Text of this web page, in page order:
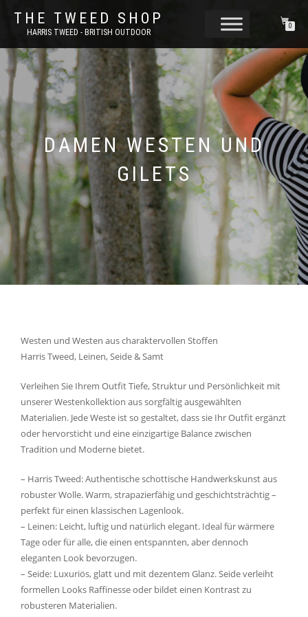
THE TWEED SHOP
HARRIS TWEED - BRITISH OUTDOOR
0
DAMEN WESTEN UND
GILETS
Westen und Westen aus charaktervollen Stoffen
Harris Tweed, Leinen, Seide & Samt
Verleihen Sie Ihrem Outfit Tiefe, Struktur und Persönlichkeit mit
unserer Westenkollektion aus sorgfältig ausgewählten
Materialien. Jede Weste ist so gestaltet, dass sie Ihr Outfit ergänzt
oder hervorsticht und eine einzigartige Balance zwischen
Tradition und Moderne bietet.
– Harris Tweed: Authentische schottische Handwerkskunst aus
robuster Wolle. Warm, strapazierfähig und geschichtsträchtig –
perfekt für einen klassischen Lagenlook.
– Leinen: Leicht, luftig und natürlich elegant. Ideal für wärmere
Tage oder für alle, die einen entspannten, aber dennoch
eleganten Look bevorzugen.
– Seide: Luxuriös, glatt und mit dezentem Glanz. Seide verleiht
formellen Looks Raffinesse oder bildet einen Kontrast zu
robusteren Materialien.